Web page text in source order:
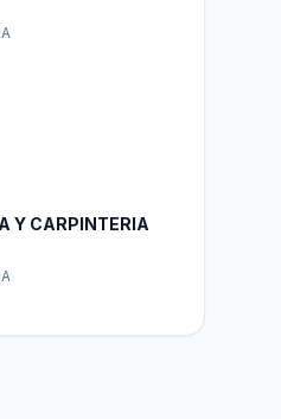
Y CARPINTERIA